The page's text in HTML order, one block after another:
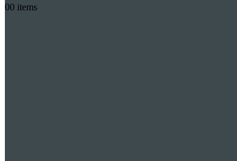
00 items